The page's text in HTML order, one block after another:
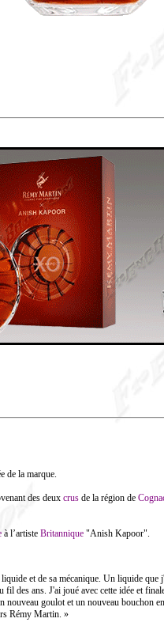
de la marque.
des deux crus de la région de
à l’artiste Britannique "Anish Kapoor".
et de sa mécanique. Un liquide que
fil des ans. J'ai joué avec cette idée et
goulot et un nouveau bouchon
Rémy Martin. »